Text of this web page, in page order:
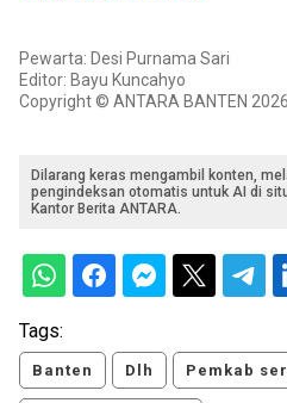
Pewarta: Desi Purnama Sari
Editor: Bayu Kuncahyo
Copyright © ANTARA BANTEN 2026
Dilarang keras mengambil konten,
pengindeksan otomatis untuk AI di
Kantor Berita ANTARA.
Tags:
Banten Dlh Pemkab